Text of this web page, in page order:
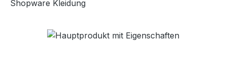
Shopware Kleidung
Bildergalerie überspringen